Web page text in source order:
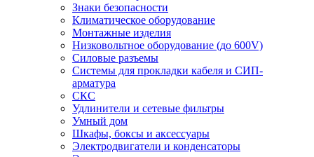
Знаки безопасности
Климатическое оборудование
Монтажные изделия
Низковольтное оборудование (до 600V)
Силовые разъемы
Системы для прокладки кабеля и СИП-
арматура
СКС
Удлинители и сетевые фильтры
Умный дом
Шкафы, боксы и аксессуары
Электродвигатели и конденсаторы